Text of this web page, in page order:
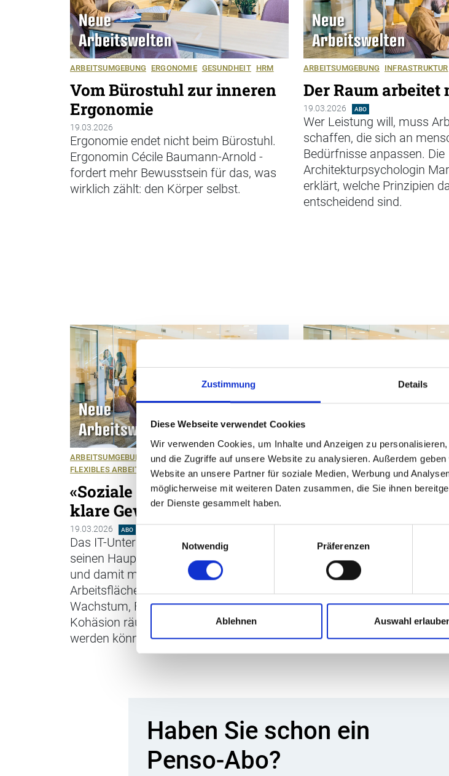
Zustimmung Details
Diese Webseite verwendet Cookies
Wir verwenden Cookies, um Inhalte und Anzeigen zu
und die Zugriffe auf unsere Website zu analysieren. Außerdem
Website an unsere Partner für soziale Medien, Werbung und
möglicherweise mit weiteren Daten zusammen, die Sie ihnen
der Dienste gesammelt haben.
Notwendig
Präferenzen
Ablehnen Auswahl
ARBEITSUMGEBUNG ERGONOMIE GESUNDHEIT HRM
Vom Bürostuhl zur inneren
Ergonomie
19.03.2026
Ergonomie endet nicht beim Bürostuhl.
Ergonomin Cécile Baumann-Arnold ­
fordert mehr Bewusstsein für das, was
wirklich zählt: den Körper selbst.
ARBEITSUMGEBUNG INFRASTRUKTUR
Der Raum arbeitet
19.03.2026 ABO
Wer Leistung will, muss
schaffen, die sich an
Bedürfnisse anpassen. Die
Architekturpsychologin
erklärt, welche Prinzipien
entscheidend sind.
ARBEITSUMGEBUNG
UNTERNEHMENSKULTUR
FLEXIBLES ARBEITEN
«Soziale Kohäsion ist der
klare Gewinner»
19.03.2026 ABO
Das IT-Unternehmen ELCA hat 2024
seinen Hauptsitz in Pully neu gestaltet
und damit mehr verändert als nur
Arbeitsflächen. Das Fallbeispiel zeigt, wie
Wachstum, Flexibilität und soziale
Kohäsion räumlich neu ausbalanciert
werden können.
ARBEITSUMGEBUNG INFRASTRUKTUR
UNTERNEHMENSKULTUR FLEXIBLES
Dossier: Neue
In postpandemischen
Arbeitsmodelle wird das
Workspace zwischen
Haben Sie schon ein
Penso-Abo?